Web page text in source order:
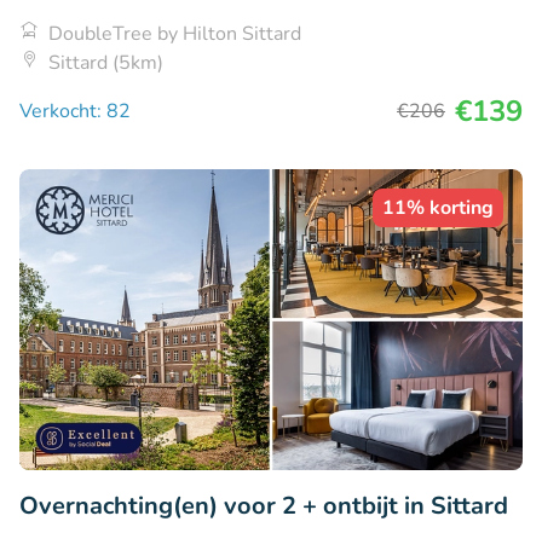
DoubleTree by Hilton Sittard
Sittard (5km)
Verkocht: 82
€206 €139
11% korting
Overnachting(en) voor 2 + ontbijt in Sittard